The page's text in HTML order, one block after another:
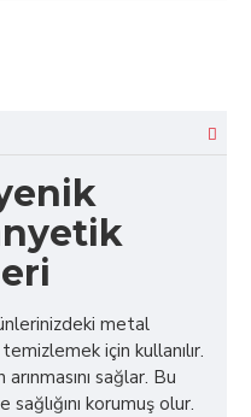
metal
için kullanılır.
sağlar. Bu
korumuş olur.